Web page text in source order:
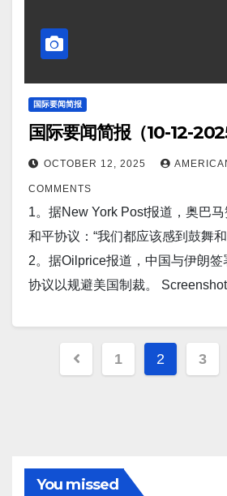
果美国向乌克兰发射战斧导弹，将
Screenshot 8。据Mediaite报道，
人质广场上大批人群高呼口号，感
统促成以色列与哈马斯达成和平协
周释放 48 名人质。 Screenshot 9
——伊朗最高外交官周六表示，伊
判提议。 Screenshot 10。据
报道，报道，英国国防部已向乌克
特”轻型多用途导弹（LMM）。这
兰贝尔法斯特的泰雷兹公司制造，
作协议的一部分。…
国际要闻简报
国际要闻简报（10-12-
OCTOBER 12, 2025
COMMENTS
1。据New York Post报道，奥巴
和平协议：“我们都应该感到鼓舞
2。据Oilprice报道，中国与伊朗
协议以规避美国制裁。
克兰武装部队。 Screenshot 4。
Screenshot 6。罗马（路透社）
Posts
pagination
1 2 3
You missed